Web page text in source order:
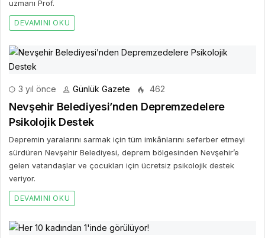
uzmanı Prof.
DEVAMINI OKU
3 yıl önce Günlük Gazete 462
Nevşehir Belediyesi’nden Depremzedelere
Psikolojik Destek
Depremin yaralarını sarmak için tüm imkânlarını seferber etmeyi
sürdüren Nevşehir Belediyesi, deprem bölgesinden Nevşehir’e
gelen vatandaşlar ve çocukları için ücretsiz psikolojik destek
veriyor.
DEVAMINI OKU